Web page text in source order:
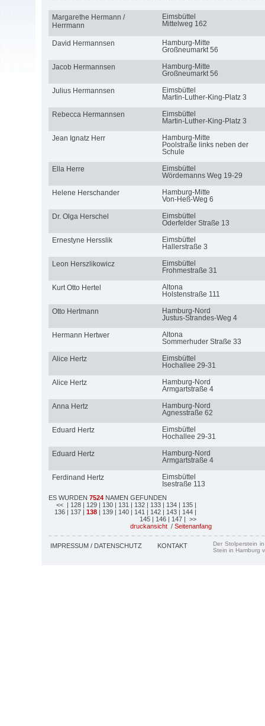
Margarethe Hermann /
Herrmann
Eimsbüttel
Mittelweg 162
David Hermannsen
Hamburg-Mitte
Großneumarkt 56
Jacob Hermannsen
Hamburg-Mitte
Großneumarkt 56
Julius Hermannsen
Eimsbüttel
Martin-Luther-King-Platz 3
Rebecca Hermannsen
Eimsbüttel
Martin-Luther-King-Platz 3
Jean Ignatz Herr
Hamburg-Mitte
Poolstraße links neben der
Schule
Ella Herre
Eimsbüttel
Wördemanns Weg 19-29
Helene Herschander
Hamburg-Mitte
Von-Heß-Weg 6
Dr. Olga Herschel
Eimsbüttel
Oderfelder Straße 13
Ernestyne Hersslik
Eimsbüttel
Hallerstraße 3
Leon Herszlikowicz
Eimsbüttel
Frohmestraße 31
Kurt Otto Hertel
Altona
Holstenstraße 111
Otto Hertmann
Hamburg-Nord
Justus-Strandes-Weg 4
Hermann Hertwer
Altona
Sommerhuder Straße 33
Alice Hertz
Eimsbüttel
Hochallee 29-31
Alice Hertz
Hamburg-Nord
Armgartstraße 4
Anna Hertz
Hamburg-Nord
Agnesstraße 62
Eduard Hertz
Eimsbüttel
Hochallee 29-31
Eduard Hertz
Hamburg-Nord
Armgartstraße 4
Ferdinand Hertz
Eimsbüttel
Isestraße 113
ES WURDEN 7524 NAMEN GEFUNDEN
<< | 128 | 129 | 130 | 131 | 132 | 133 | 134 | 135 |
136 | 137 | 138 | 139 | 140 | 141 | 142 | 143 | 144 |
145 | 146 | 147 | >>
druckansicht / Seitenanfang
IMPRESSUM / DATENSCHUTZ KONTAKT
Der Stolperstein
Stein in Hamburg